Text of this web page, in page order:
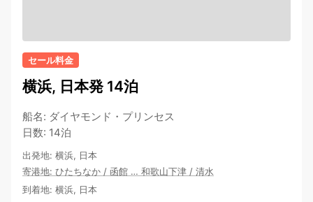
セール料金
横浜, 日本発 14泊
船名: ダイヤモンド・プリンセス
日数: 14泊
出発地: 横浜, 日本
寄港地: ひたちなか / 函館 … 和歌山下津 / 清水
到着地: 横浜, 日本